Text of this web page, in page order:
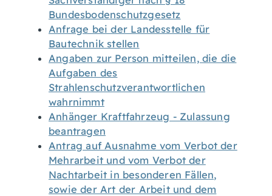
Bundesbodenschutzgesetz
Anfrage bei der Landesstelle für
Bautechnik stellen
Angaben zur Person mitteilen, die die
Aufgaben des
Strahlenschutzverantwortlichen
wahrnimmt
Anhänger Kraftfahrzeug - Zulassung
beantragen
Antrag auf Ausnahme vom Verbot der
Mehrarbeit und vom Verbot der
Nachtarbeit in besonderen Fällen,
sowie der Art der Arbeit und dem